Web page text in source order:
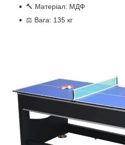
🔨 Матеріал: МДФ
⚖ Вага: 135 кг